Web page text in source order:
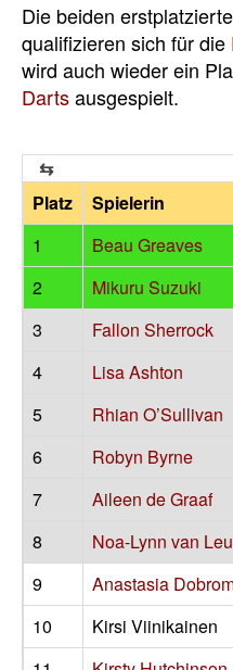
Die beiden
qualifizieren sich für die
wird auch wieder ein
Dartsausgespielt.
Platz Spielerin
1
Beau Greaves
2
Mikuru Suzuki
3
Fallon Sherrock
4
Lisa Ashton
5
Rhian O’Sullivan
6
Robyn Byrne
7
Aileen de Graaf
8
Noa-Lynn van
9
Anastasia
10
Kirsi Viinikainen